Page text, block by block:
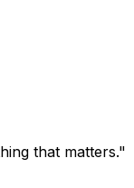
that matters."